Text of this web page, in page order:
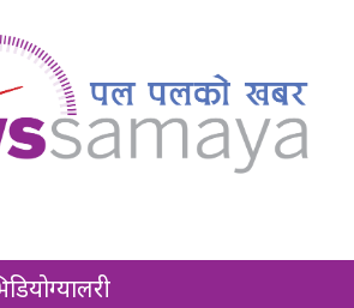
ग्यालरी